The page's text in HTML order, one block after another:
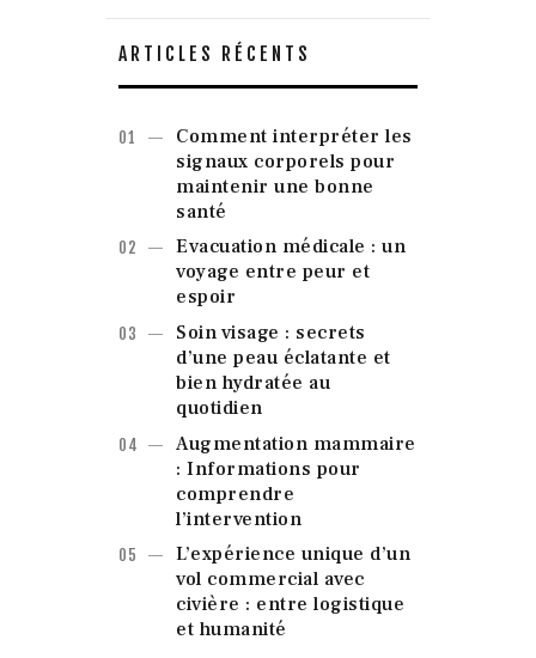
ARTICLES RÉCENTS
Comment interpréter les
signaux corporels pour
maintenir une bonne
santé
Evacuation médicale : un
voyage entre peur et
espoir
Soin visage : secrets
d’une peau éclatante et
bien hydratée au
quotidien
Augmentation mammaire
: Informations pour
comprendre
l’intervention
L’expérience unique d’un
vol commercial avec
civière : entre logistique
et humanité